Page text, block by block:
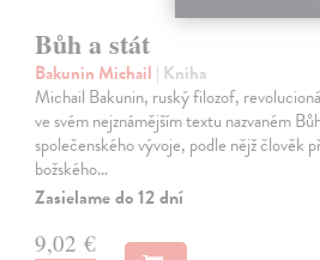
Bůh a stát
Bakunin Michail | Kniha
Michail Bakunin, ruský filozof,
ve svém nejznámějším textu nazvaném
společenského vývoje, podle nějž člověk
božského…
Zasielame do 12 dní
9,02 €